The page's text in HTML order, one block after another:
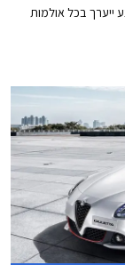
ייערך בכל אולמות